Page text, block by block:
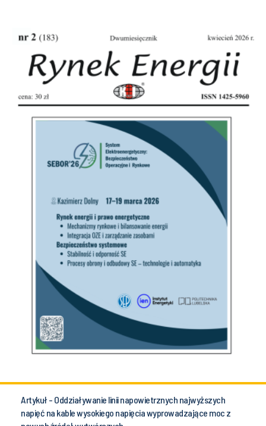
Artykuł - Oddziaływanie linii napowietrznych najwyższych
napięć na kable wysokiego napięcia wyprowadzające moc z